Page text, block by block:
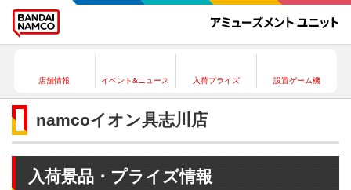
店舗情報 イベント&ニュース 入荷プライズ 設置ゲーム機
namcoイオン具志川店
入荷景品・プライズ情報